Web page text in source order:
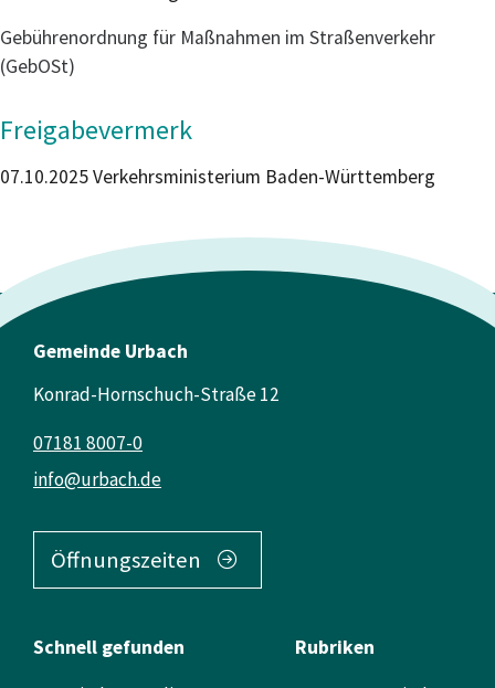
Gebührenordnung für Maßnahmen im Straßenverkehr
(GebOSt)
Freigabevermerk
07.10.2025 Verkehrsministerium Baden-Württemberg
Gemeinde Urbach
Konrad-Hornschuch-Straße 12
info@urbach.de
07181 8007-0
Öffnungszeiten
Schnell gefunden
Rubriken